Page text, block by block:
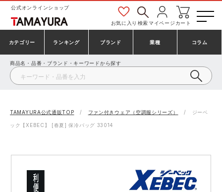
公式オンラインショップ
お気に入り 検索マイページ カート
カテゴリー
安全靴・作業靴
ランキング
安全靴ランキング
安全靴スニーカーランキング
アシックス安全靴ランキング
ブランド
アシックス
プーマ コンバース（CONVERSE）
アイズフロンティア TSDESIGN
業種
建設・建築作業服
製造・工場作業服
大工・鳶作業服
コラム
商品名・品番・ブランド・キーワードから探す
TAMAYURA公式通販TOP ファン付きウェア（空調服シリーズ） ジーベ
ック【XEBEC】 [春夏] 保冷バッグ 33014